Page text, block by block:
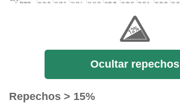
Ocultar repechos
Repechos > 15%